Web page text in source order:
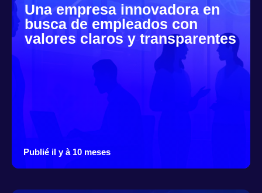
Una empresa innovadora en
busca de empleados con
valores claros y transparentes
Publié il y à 10 meses